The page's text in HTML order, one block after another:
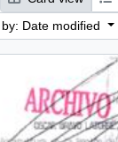
Date modified